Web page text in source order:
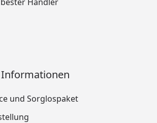
und Sorglospaket